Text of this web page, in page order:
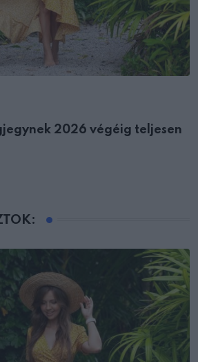
2026 végéig teljesen